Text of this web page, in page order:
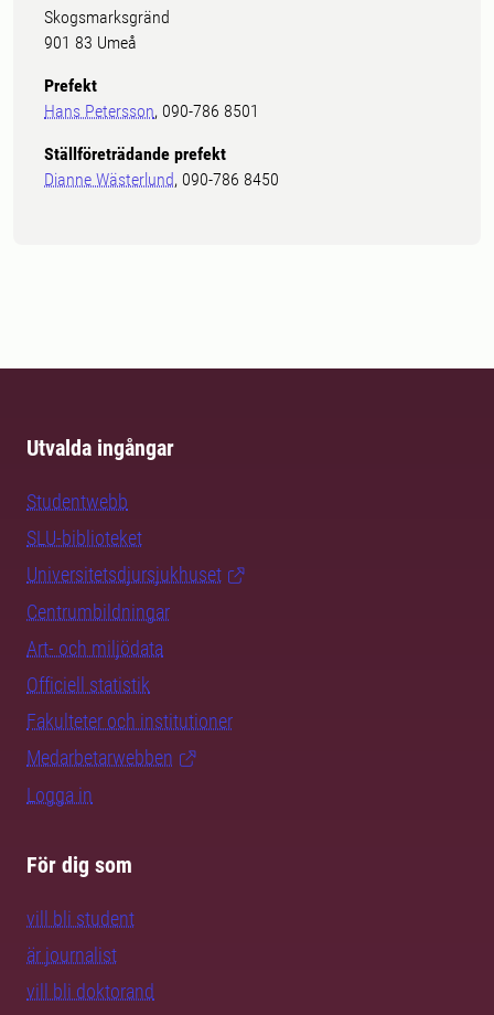
Skogsmarksgränd
901 83 Umeå
Prefekt
Hans Petersson, 090-786 8501
Ställföreträdande prefekt
Dianne Wästerlund, 090-786 8450
Utvalda ingångar
Studentwebb
SLU-biblioteket
Universitetsdjursjukhuset
Centrumbildningar
Art- och miljödata
Officiell statistik
Fakulteter och institutioner
Medarbetarwebben
Logga in
För dig som
vill bli student
är journalist
vill bli doktorand